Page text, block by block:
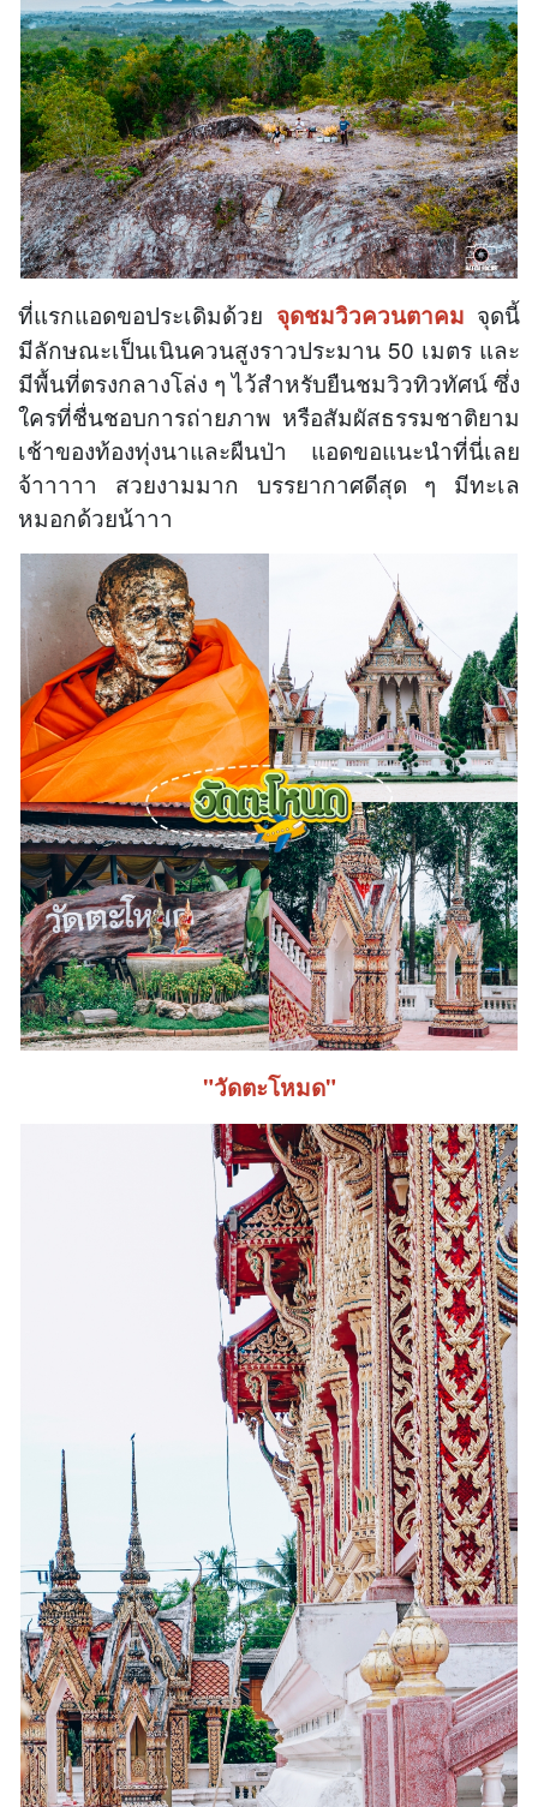
ที่แรกแอดขอประเดิมด้วย จุดชมวิวควนตาคม จุดนี้
มีลักษณะเป็นเนินควนสูงราวประมาน 50 เมตร และ
มีพื้นที่ตรงกลางโล่ง ๆ ไว้สำหรับยืนชมวิวทิวทัศน์ ซึ่ง
ใครที่ชื่นชอบการถ่ายภาพ หรือสัมผัสธรรมชาติยาม
เช้าของท้องทุ่งนาและผืนป่า แอดขอแนะนำที่นี่เลย
จ้าาาาา สวยงามมาก บรรยากาศดีสุด ๆ มีทะเล
หมอกด้วยน้าาา
"วัดตะโหมด"